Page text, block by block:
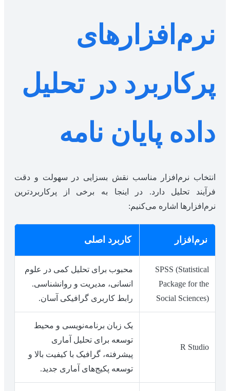
نرم‌افزارهای
پرکاربرد در تحلیل
داده پایان نامه
انتخاب نرم‌افزار مناسب نقش بسزایی در سهولت و دقت
فرآیند تحلیل دارد. در اینجا به برخی از پرکاربردترین
نرم‌افزارها اشاره می‌کنیم:
نرم‌افزار کاربرد اصلی
SPSS (Statistical
Package for the
Social Sciences)
محبوب برای تحلیل کمی در علوم
انسانی، مدیریت و روانشناسی.
رابط کاربری گرافیکی آسان.
R Studio
یک زبان برنامه‌نویسی و محیط
توسعه برای تحلیل آماری
پیشرفته، گرافیک با کیفیت بالا و
توسعه پکیج‌های آماری جدید.